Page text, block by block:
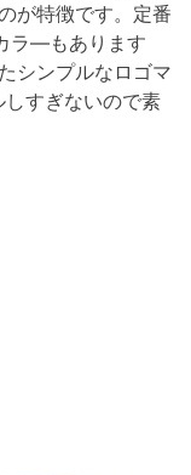
が特徴です。定番
ラ―もあります
シンプルなロゴマ
すぎないので素